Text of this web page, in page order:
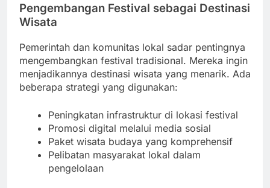
Pengembangan Festival sebagai Destinasi
Wisata
Pemerintah dan komunitas lokal sadar pentingnya
mengembangkan festival tradisional. Mereka ingin
menjadikannya destinasi wisata yang menarik. Ada
beberapa strategi yang digunakan:
Peningkatan infrastruktur di lokasi festival
Promosi digital melalui media sosial
Paket wisata budaya yang komprehensif
Pelibatan masyarakat lokal dalam
pengelolaan